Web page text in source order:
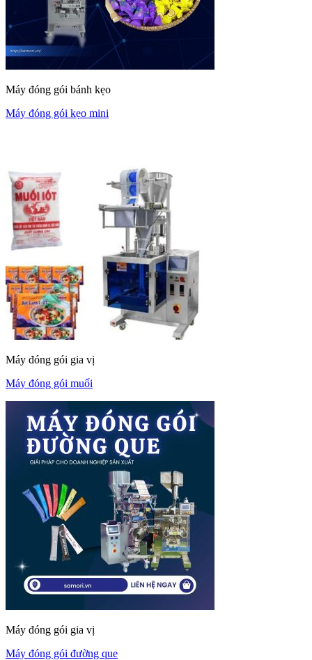
Máy đóng gói bánh kẹo
Máy đóng gói kẹo mini
Máy đóng gói gia vị
Máy đóng gói muối
Máy đóng gói gia vị
Máy đóng gói đường que